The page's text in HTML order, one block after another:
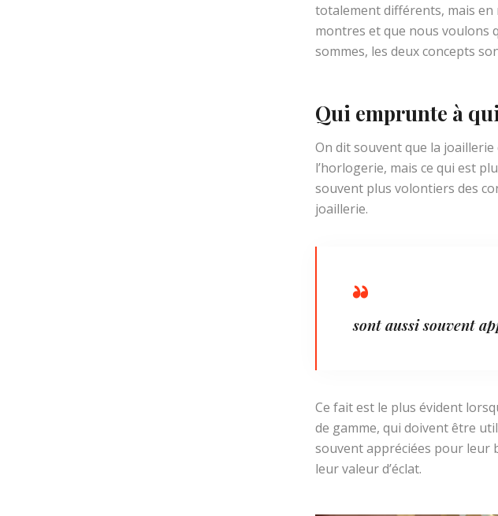
totalement différents, mais
montres et que nous voulons
sommes, les deux concepts
Qui emprunte à
On dit souvent que la
l’horlogerie, mais ce qui est
souvent plus volontiers des
joaillerie.
sont aussi souvent
Ce fait est le plus évident
de gamme, qui doivent être
souvent appréciées pour leur
leur valeur d’éclat.